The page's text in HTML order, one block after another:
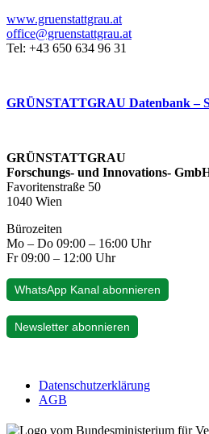
www.gruenstattgrau.at
office@gruenstattgrau.at
Tel: +43 650 634 96 31
GRÜNSTATTGRAU Datenbank –
GRÜNSTATTGRAU
Forschungs- und Innovations-
Favoritenstraße 50
1040 Wien
Bürozeiten
Mo – Do 09:00 – 16:00 Uhr
Fr 09:00 – 12:00 Uhr
WhatsApp Kanal abonnieren
Newsletter abonnieren
Datenschutzerklärung
AGB